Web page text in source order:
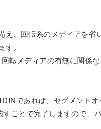
え、回転系のメディアを省
。
転メディアの有無に関係
であれば、セグメント
ことで完了しますので、